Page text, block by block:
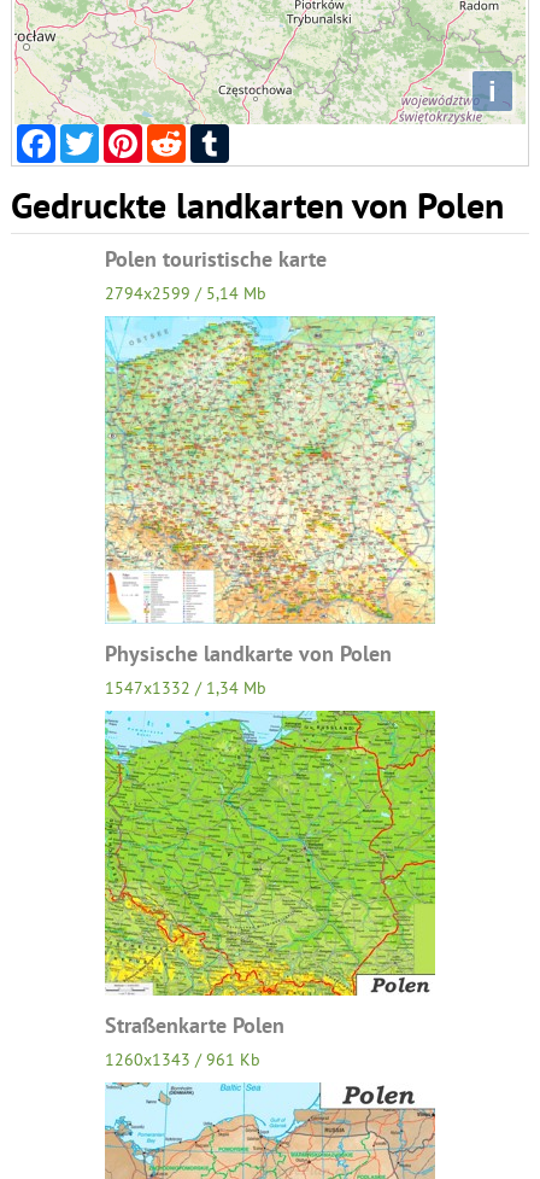
i
Facebook
TwitterPinterest
RedditTumblr
Gedruckte landkarten von Polen
Polen touristische karte
2794x2599 / 5,14 Mb
Physische landkarte von Polen
1547x1332 / 1,34 Mb
Straßenkarte Polen
1260x1343 / 961 Kb